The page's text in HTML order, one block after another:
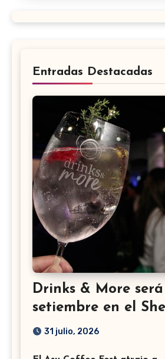
Entradas Destacadas
Drinks & More
setiembre en el
31 julio, 2026